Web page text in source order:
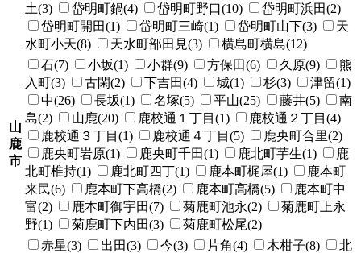
土(3)
岱明町鍋(4) 岱明町野口(10)
岱明町浜田(2)
岱明町開田(1)
岱明町三崎(1) 岱明町山下(3)
天
水町小天(8)
天水町部田見(3) 横島町横島(12)
山
鹿
市
石(7) 小坂(1) 小群(9) 方保田(6) 久原(9)
熊
入町(3)
古閑(2) 下吉田(4) 城(1) 杉(3)
津留(1)
中(26)
長坂(1) 名塚(5) 平山(25) 藤井(5)
南
島(2)
山鹿(20) 鹿校通１丁目(1)
鹿校通２丁目(4)
鹿校通３丁目(1)
鹿校通４丁目(5)
鹿央町合里(2)
鹿央町岩原(1)
鹿央町千田(1) 鹿北町芋生(1)
鹿
北町椎持(1)
鹿北町四丁(1) 鹿本町梶屋(1)
鹿本町
来民(6)
鹿本町下高橋(2) 鹿本町高橋(5)
鹿本町中
富(2)
鹿本町御宇田(7) 菊鹿町池永(2)
菊鹿町上永
野(1)
菊鹿町下内田(3) 菊鹿町松尾(2)
赤星(3) 出田(3) 今(3) 片角(4) 木柑子(8)
北